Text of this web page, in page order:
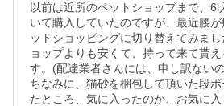
以前は近所のペットショップまで、
いて購入していたのですが、最近腰
ットショッピングに切り替えてみま
ョップよりも安くて、持って来て貰
す。(配達業者さんには、申し訳ないの
ちなみに、猫砂を梱包して頂いた段
たところ、気に入ったのか、お気に